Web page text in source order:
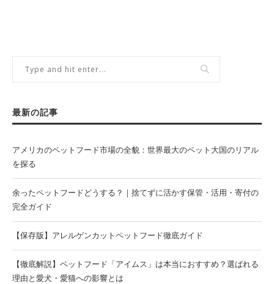
最新の記事
アメリカのペットフード市場の全貌：世界最大のペット大国のリアル
を探る
余ったペットフードどうする？｜捨てずに活かす保管・活用・寄付の
完全ガイド
【保存版】アレルゲンカットペットフード徹底ガイド
【徹底解説】ペットフード「アイムス」は本当におすすめ？選ばれる
理由と愛犬・愛猫への影響とは